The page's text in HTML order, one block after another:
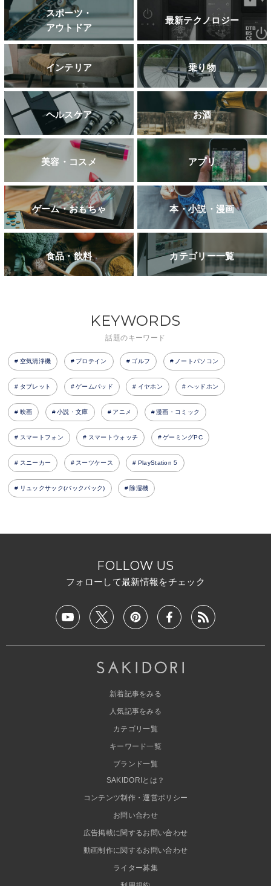
スポーツ・
アウトドア
最新テクノロジー
インテリア 乗り物
ヘルスケア お酒
美容・コスメ アプリ
ゲーム・おもちゃ 本・小説・漫画
食品・飲料 カテゴリー一覧
KEYWORDS
話題のキーワード
空気清浄機 プロテイン ゴルフ ノートパソコン
タブレット ゲームパッド イヤホン ヘッドホン
映画 小説・文庫 アニメ 漫画・コミック
スマートフォン スマートウォッチ ゲーミングPC
スニーカー スーツケース PlayStation 5
リュックサック(バックパック) 除湿機
FOLLOW US
フォローして最新情報をチェック
新着記事をみる
人気記事をみる
カテゴリ一覧
キーワード一覧
ブランド一覧
SAKIDORIとは？
コンテンツ制作・運営ポリシー
お問い合わせ
広告掲載に関するお問い合わせ
動画制作に関するお問い合わせ
ライター募集